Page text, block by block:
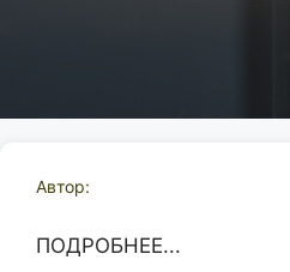
Автор:
ПОДРОБНЕЕ...